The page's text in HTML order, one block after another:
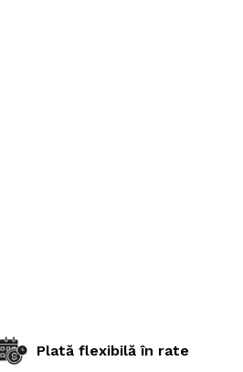
Plată flexibilă în rate